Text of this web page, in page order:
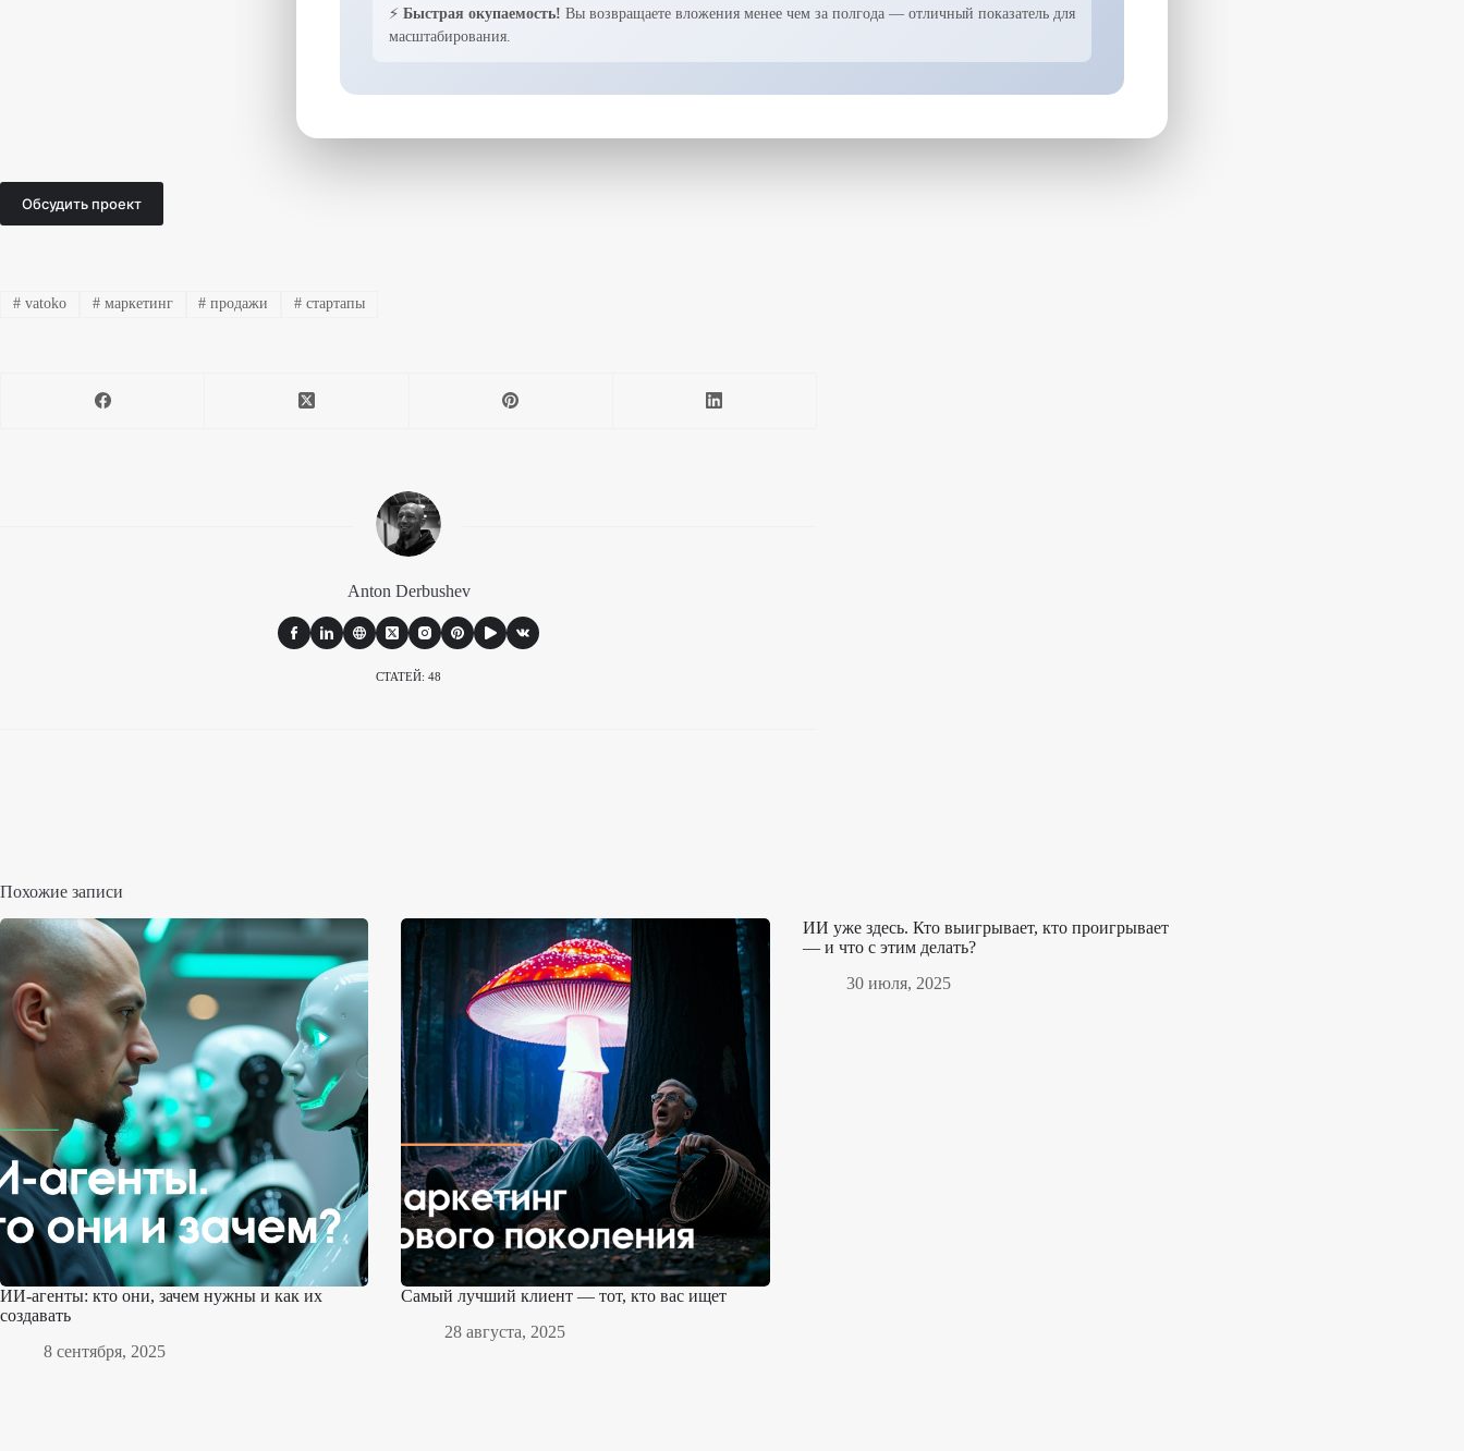
⚡ Быстрая окупаемость! Вы возвращаете вложения менее чем за полгода — отличный показатель для
масштабирования.
Обсудить проект
#vatoko #маркетинг # продажи # стартапы
Anton Derbushev
СТАТЕЙ: 48
Похожие записи
ИИ-агенты: кто они, зачем нужны и как их
создавать
8 сентября, 2025
Самый лучший клиент — тот, кто вас ищет
28 августа, 2025
ИИ уже здесь. Кто выигрывает, кто проигрывает
— и что с этим делать?
30 июля, 2025